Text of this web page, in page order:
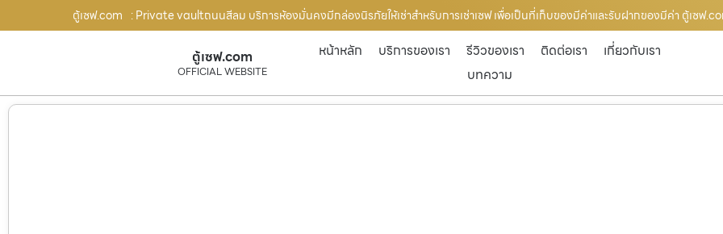
ตู้เซฟ.com : Private vaultถนนสีลม บริการห้องมั่นคงมีกล่องนิรภัยให้เช่าสำหรับการเช่าเซฟ เพื่อเป็นที่เก็บของมีค่าและรับฝากของมีค่า ตู้เซฟ
ตู้เซฟ.com
OFFICIAL WEBSITE
หน้าหลัก บริการของเรา รีวิวของเรา ติดต่อเรา
เกี่ยวกับเรา
บทความ